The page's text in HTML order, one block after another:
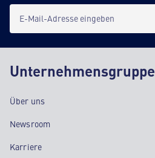
E-Mail-Adresse eingeben
Unternehmensgruppe
Über uns
Newsroom
Karriere